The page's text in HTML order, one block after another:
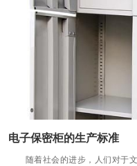
电子保密柜的生产标准
随着社会的进步，人们对于文